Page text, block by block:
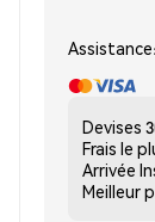
Devises
Frais le
Arrivée
Meilleur